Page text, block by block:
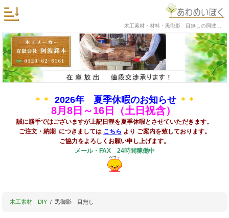
＊＊ 2026年 夏季休暇のお知らせ ＊＊
8月8日～16日（土日祝含）
誠に勝手ではございますが上記日程を夏季休暇とさせていただきます。
ご注文・納期 につきましては こちら より ご案内を致しております。
ご協力をよろしくお願い申し上げます。
メール・FAX 24時間稼働中
木工素材 DIY 黒御影 目無し